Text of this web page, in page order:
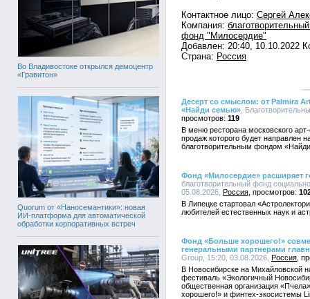
Во Владивостоке открылся демоцентр
«Гравитон»
Quorum от «Наносемантики»: новая
ИИ-платформа для автоматической
обработки корпоративных встреч
Контактное лицо: Сергей
Компания:
фонд "Милосердие"
Добавлен: 20:40, 10.10.2022
Страна: Россия
Десерт со смыслом: от Palmira
«Найди семью» ,
119
В меню ресторана московского
продаж которого будет направлен
благотворительным фондом
Фонд «Милосердие» расширяет
благотворительный фонд
05.08.2026, Россия
В Липецке стартовал
любителей естественных наук и
Фонд «Больше хорошего!»
генеральными партнерами
Group, 15:20, 03.08.2026, Россия
В Новосибирске на Михайловской
фестиваль «Экологичный
общественная организация
хорошего!» и финтех-экосистемы